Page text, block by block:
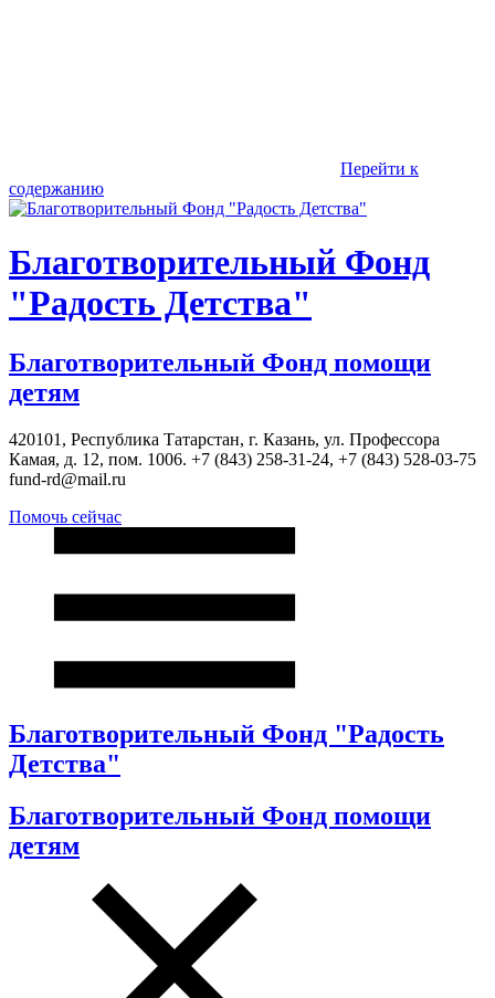
Перейти к
содержанию
Благотворительный Фонд
"Радость Детства"
Благотворительный Фонд помощи
детям
420101, Республика Татарстан, г. Казань, ул. Профессора
Камая, д. 12, пом. 1006. +7 (843) 258-31-24, +7 (843) 528-03-75
fund-rd@mail.ru
Помочь сейчас
Благотворительный Фонд "Радость
Детства"
Благотворительный Фонд помощи
детям